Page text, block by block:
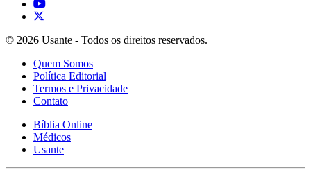
© 2026 Usante - Todos os direitos reservados.
Quem Somos
Política Editorial
Termos e Privacidade
Contato
Bíblia Online
Médicos
Usante